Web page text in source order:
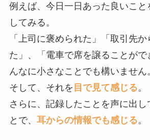
例えば、今日一日あった良いこ
してみる。
「上司に褒められた」「取引先
た」、「電車で席を譲ることが
んなに小さなことでも構いません
そして、それを 目で見て感じる。
さらに、記録したことを声に出し
とで、 耳からの情報でも感じる。